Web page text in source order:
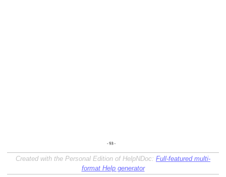
de la Gestión Forestal
Created with the Personal Edition of HelpNDoc: Full-featured multi-
format Help generator